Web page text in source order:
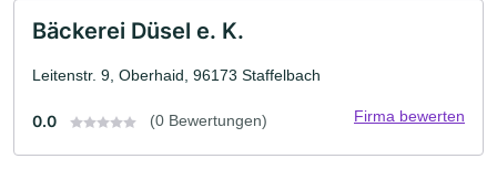
Bäckerei Düsel e. K.
Leitenstr. 9, Oberhaid, 96173 Staffelbach
0.0 (0 Bewertungen) Firma bewerten